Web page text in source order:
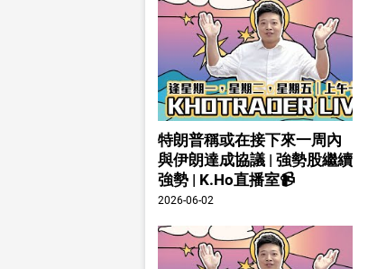
特朗普稱或在接下來一周內
與伊朗達成協議 | 強勢股繼續
強勢 | K.Ho直播室📹
2026-06-02